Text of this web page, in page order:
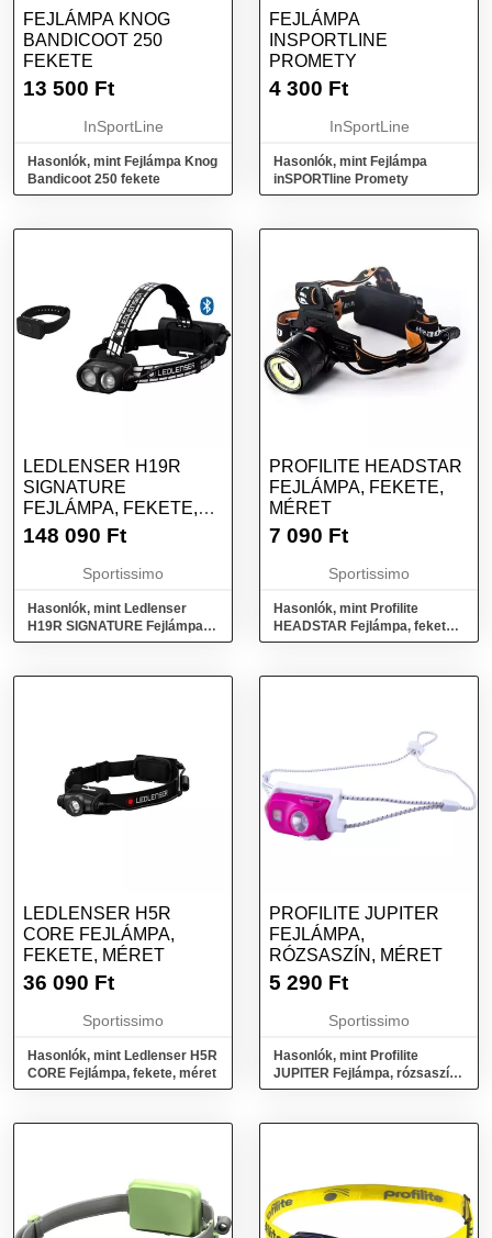
FEJLÁMPA KNOG
BANDICOOT 250
FEKETE
13 500 Ft
InSportLine
Hasonlók, mint Fejlámpa Knog
Bandicoot 250 fekete
FEJLÁMPA
INSPORTLINE
PROMETY
4 300 Ft
InSportLine
Hasonlók, mint Fejlámpa
inSPORTline Promety
LEDLENSER H19R
SIGNATURE
FEJLÁMPA, FEKETE,
MÉRET
148 090 Ft
Sportissimo
Hasonlók, mint Ledlenser
H19R SIGNATURE Fejlámpa,
fekete, méret
PROFILITE HEADSTAR
FEJLÁMPA, FEKETE,
MÉRET
7 090 Ft
Sportissimo
Hasonlók, mint Profilite
HEADSTAR Fejlámpa, fekete,
méret
LEDLENSER H5R
CORE FEJLÁMPA,
FEKETE, MÉRET
36 090 Ft
Sportissimo
Hasonlók, mint Ledlenser H5R
CORE Fejlámpa, fekete, méret
PROFILITE JUPITER
FEJLÁMPA,
RÓZSASZÍN, MÉRET
5 290 Ft
Sportissimo
Hasonlók, mint Profilite
JUPITER Fejlámpa, rózsaszín,
méret